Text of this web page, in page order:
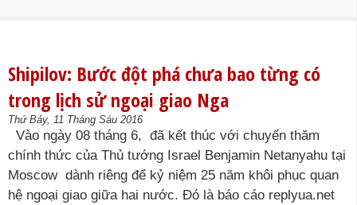
Shipilov: Bước đột phá chưa bao từng có
trong lịch sử ngoại giao Nga
Thứ Bảy, 11 Tháng Sáu 2016
Vào ngày 08 tháng 6, đã kết thúc với chuyến thăm
chính thức của Thủ tướng Israel Benjamin Netanyahu tại
Moscow dành riêng để kỷ niệm 25 năm khôi phục quan
hệ ngoại giao giữa hai nước. Đó là báo cáo replyua.net